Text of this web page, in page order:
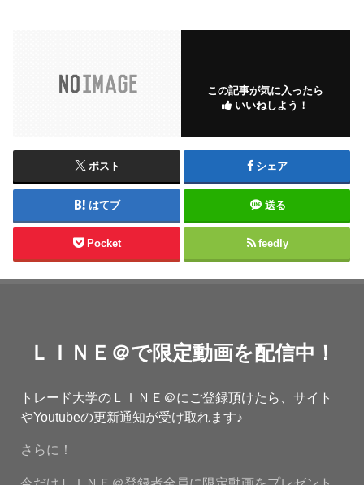
この記事が気に入ったら
いいねしよう！
ポスト シェア
はてブ 送る
Pocket feedly
ＬＩＮＥ＠で限定動画を配信中！
トレード大学のＬＩＮＥ＠にご登録頂けたら、サイト
やYoutubeの更新通知が受け取れます♪
さらに！